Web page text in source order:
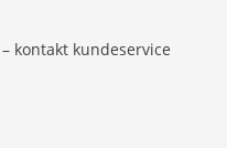
kontakt kundeservice